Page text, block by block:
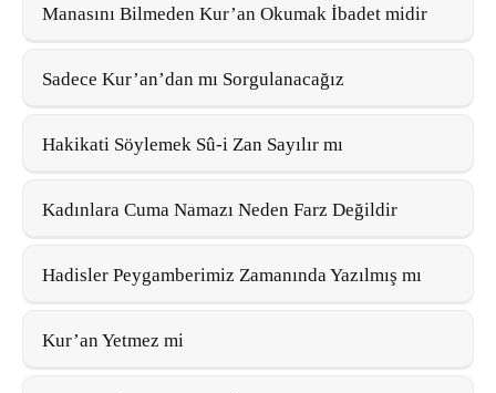
Manasını Bilmeden Kur’an Okumak İbadet midir
Sadece Kur’an’dan mı Sorgulanacağız
Hakikati Söylemek Sû-i Zan Sayılır mı
Kadınlara Cuma Namazı Neden Farz Değildir
Hadisler Peygamberimiz Zamanında Yazılmış mı
Kur’an Yetmez mi